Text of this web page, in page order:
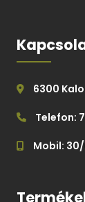
6300
Telefon:
Mobil: